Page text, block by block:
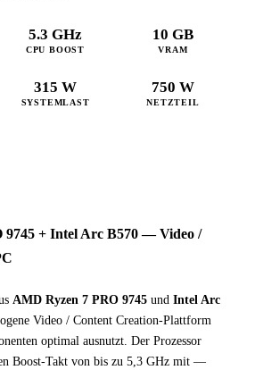
5.3 GHz
CPU BOOST
10 GB
VRAM
315 W
SYSTEMLAST
750 W
NETZTEIL
9745 + Intel Arc B570 — Video /
AMD Ryzen 7 PRO 9745 und Intel Arc
Video / Content Creation-Plattform
optimal ausnutzt. Der Prozessor
Boost-Takt von bis zu 5,3 GHz mit —